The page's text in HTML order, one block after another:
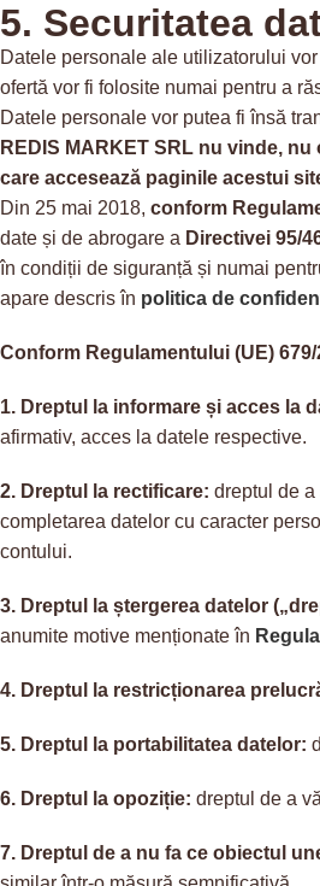
5. Securitatea
Datele personale ale utilizatorului
ofertă vor fi folosite numai pentru a
Datele personale vor putea fi însă
REDIS MARKET SRL nu vinde, nu
care accesează paginile acestui
Din 25 mai 2018, conform
date și de abrogare a Directivei 95/
în condiții de siguranță și numai
apare descris în politica de
Conform Regulamentului (UE) 679/
1. Dreptul la informare și acces la
afirmativ, acces la datele respective.
2. Dreptul la rectificare: dreptul de
completarea datelor cu caracter
contului.
3. Dreptul la ștergerea datelor
anumite motive menționate în
4. Dreptul la restricționarea
5. Dreptul la portabilitatea datelor:
6. Dreptul la opoziție: dreptul de a
7. Dreptul de a nu fa ce obiectul